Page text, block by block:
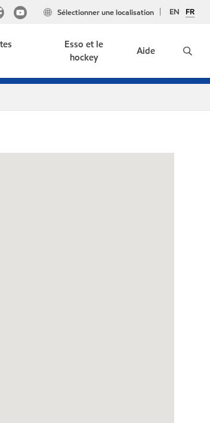
EN FR
Sélectionner une localisation
Esso et le
hockey
Aide